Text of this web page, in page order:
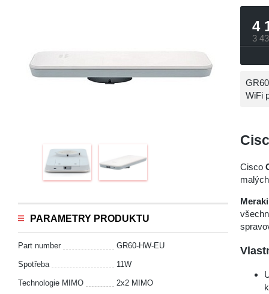
PARAMETRY PRODUKTU
Part number GR60-HW-EU
Spotřeba 11W
Technologie MIMO 2x2 MIMO
4
3
WiFi
Cisco